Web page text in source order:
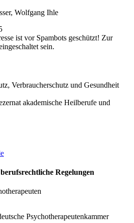
Wolfgang Ihle
ist vor Spambots geschützt! Zur
sein.
Verbraucherschutz und Gesundheit
akademische Heilberufe und
Regelungen
Psychotherapeutenkammer